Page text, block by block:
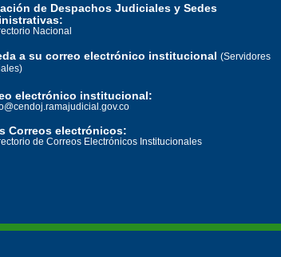
de Despachos Judiciales y Sedes
Nacional
a su correo electrónico institucional (Servidores
electrónico institucional:
Correos electrónicos:
de Correos Electrónicos Institucionales